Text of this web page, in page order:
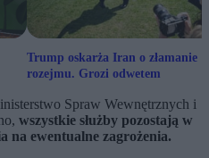
Trump oskarża Iran o złamanie
rozejmu. Grozi odwetem
Spraw Wewnętrznych i
wszystkie służby pozostają w
na ewentualne zagrożenia.